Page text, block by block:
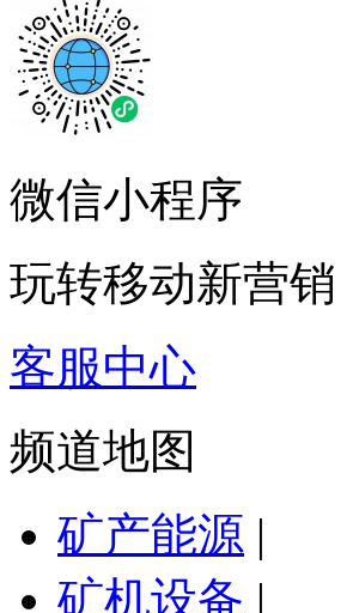
微信小程序
玩转移动新营销
客服中心
频道地图
矿产能源 |
矿机设备 |